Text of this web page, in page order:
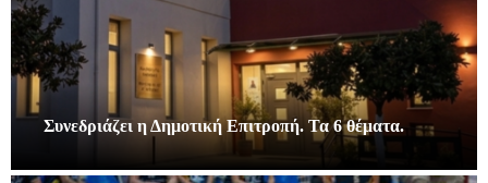
Συνεδριάζει η Δημοτική Επιτροπή. Τα 6 θέματα.